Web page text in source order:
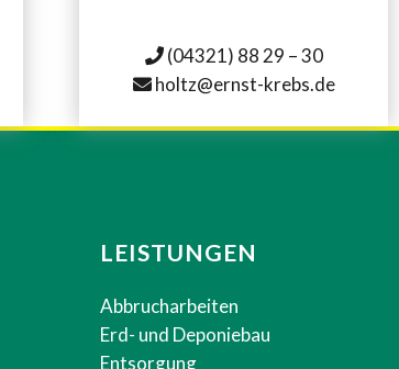
(04321) 88 29 – 30
holtz@ernst-krebs.de
LEISTUNGEN
Abbrucharbeiten
Erd- und Deponiebau
Entsorgung